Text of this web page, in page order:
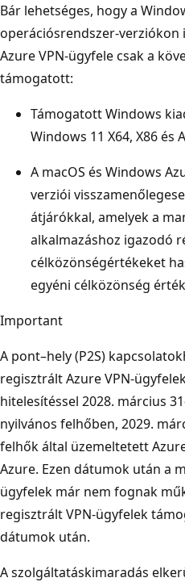
Bár lehetséges, hogy a
operációsrendszer-verziókon
Azure VPN-ügyfele csak a
támogatott:
Támogatott Windows
Windows 11 X64, X86
A macOS és Windows
verziói
átjárókkal, amelyek a
alkalmazáshoz igazodó
célközönségértékeket
egyéni célközönség
Important
A pont–hely (P2S)
regisztrált Azure VPN-
hitelesítéssel 2028. március
nyilvános felhőben, 2029.
felhők által üzemeltetett
Azure. Ezen dátumok után a
ügyfelek már nem fognak
regisztrált VPN-ügyfelek
dátumok után.
A szolgáltatáskimaradás